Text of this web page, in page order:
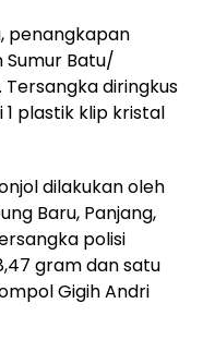
penangkapan
Sumur Batu/
diringkus
plastik klip kristal
dilakukan oleh
Baru, Panjang,
polisi
gram dan satu
Gigih Andri